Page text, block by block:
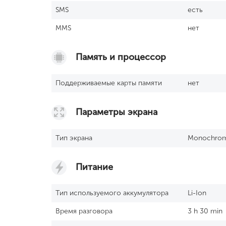
SМS есть
MMS нет
Память и процессор
Поддерживаемые карты памяти нет
Параметры экрана
Тип экрана
Питание
Тип используемого аккумулятора Li-Ion
Время разговора 3 h 30 min